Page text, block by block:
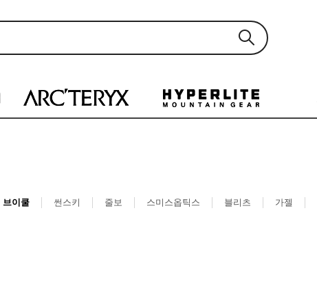
브이쿨 썬스키 줄보 스미스옵틱스 블리츠 가젤